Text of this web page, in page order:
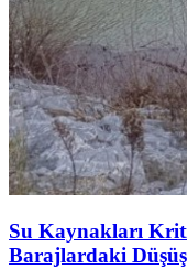
Su Kaynakları
Barajlardaki